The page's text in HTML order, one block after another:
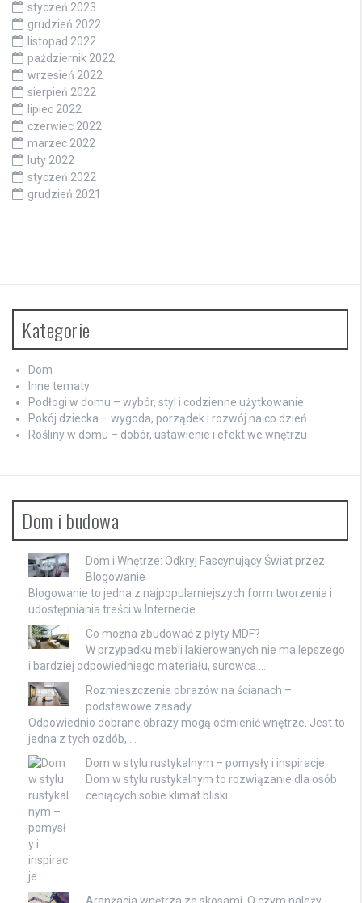
styczeń 2023
grudzień 2022
listopad 2022
październik 2022
wrzesień 2022
sierpień 2022
lipiec 2022
czerwiec 2022
marzec 2022
luty 2022
styczeń 2022
grudzień 2021
Kategorie
Dom
Inne tematy
Podłogi w domu – wybór, styl i codzienne użytkowanie
Pokój dziecka – wygoda, porządek i rozwój na co dzień
Rośliny w domu – dobór, ustawienie i efekt we wnętrzu
Dom i budowa
Dom i Wnętrze: Odkryj Fascynujący Świat przez
Blogowanie
Blogowanie to jedna z najpopularniejszych form tworzenia i
udostępniania treści w Internecie. …
Co można zbudować z płyty MDF?
W przypadku mebli lakierowanych nie ma lepszego
i bardziej odpowiedniego materiału, surowca …
Rozmieszczenie obrazów na ścianach –
podstawowe zasady
Odpowiednio dobrane obrazy mogą odmienić wnętrze. Jest to
jedna z tych ozdób, …
Dom w stylu rustykalnym – pomysły i inspiracje.
Dom w stylu rustykalnym to rozwiązanie dla osób
ceniących sobie klimat bliski …